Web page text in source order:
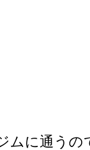
ムに通う